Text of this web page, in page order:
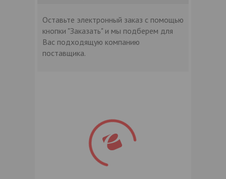
Оставьте электронный заказ с помощью
кнопки "Заказать" и мы подберем для
Вас подходящую компанию
поставщика.